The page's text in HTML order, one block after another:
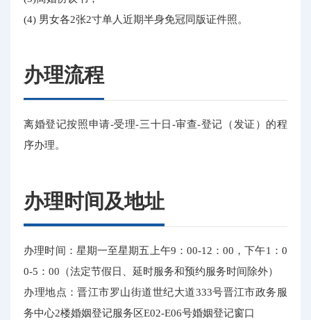
(4) 男女各2张2寸单人近期半身免冠同版证件照。
办理流程
离婚登记按照申请-受理-三十日-审查-登记（发证）的程
序办理。
办理时间及地址
办理时间：星期一至星期五上午9：00-12：00，下午1：0
0-5：00（法定节假日、延时服务和预约服务时间除外）
办理地点：晋江市罗山街道世纪大道333号晋江市政务服
务中心2楼婚姻登记服务区E02-E06号婚姻登记窗口